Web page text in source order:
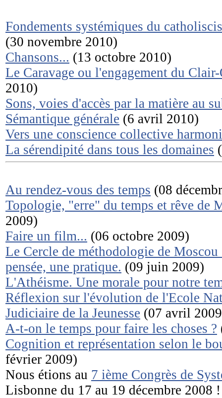
Fondements systémiques du
(30 novembre 2010)
Chansons... (13 octobre 2010)
Le Caravage ou l'engagement du
2010)
Sons, voies d'accès par la matière au
Sémantique générale (6 avril 2010)
Vers une conscience collective
La sérendipité dans tous les domaines
Au rendez-vous des temps (08
Topologie, "erre" du temps et rêve de
2009)
Faire un film... (06 octobre 2009)
Le Cercle de méthodologie de
pensée, une pratique. (09 juin 2009)
L'Athéisme. Une morale pour notre
Réflexion sur l'évolution de l'Ecole
Judiciaire de la Jeunesse (07 avril
A-t-on le temps pour faire les choses ?
Cognition et représentation selon le
février 2009)
Nous étions au 7 ième Congrès de
Lisbonne du 17 au 19 décembre 2008